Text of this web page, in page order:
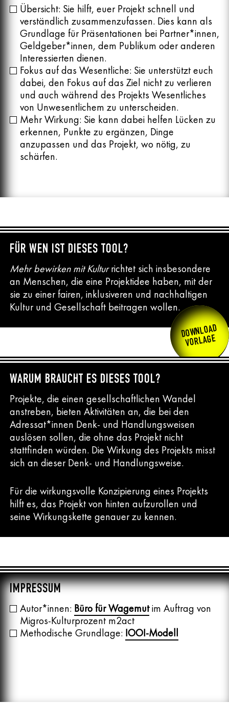
Übersicht: Sie hilft, euer Projekt schnell und
verständlich zusammenzufassen. Dies kann als
Grundlage für Präsentationen bei Partner*innen,
Geldgeber*innen, dem Publikum oder anderen
Interessierten dienen.
Fokus auf das Wesentliche: Sie unterstützt euch
dabei, den Fokus auf das Ziel nicht zu verlieren
und auch während des Projekts Wesentliches
von Unwesentlichem zu unterscheiden.
Mehr Wirkung: Sie kann dabei helfen Lücken zu
erkennen, Punkte zu ergänzen, Dinge
anzupassen und das Projekt, wo nötig, zu
schärfen.
FÜR WEN IST DIESES TOOL?
Mehr bewirken mit Kulturrichtet sich insbesondere
an Menschen, die eine Projektidee haben, mit der
sie zu einer fairen, inklusiveren und nachhaltigen
Kultur und Gesellschaft beitragen wollen.
DOWNLOAD
VORLAGE
WARUM BRAUCHT ES DIESES TOOL?
Projekte, die einen gesellschaftlichen Wandel
anstreben, bieten Aktivitäten an, die bei den
Adressat*innen Denk- und Handlungsweisen
auslösen sollen, die ohne das Projekt nicht
stattfinden würden. Die Wirkung des Projekts misst
sich an dieser Denk- und Handlungsweise.
Für die wirkungsvolle Konzipierung eines Projekts
hilft es, das Projekt von hinten aufzurollen und
seine Wirkungskette genauer zu kennen.
IMPRESSUM
Autor*innen: Büro für Wagemutim Auftrag von
Migros-Kulturprozent m2act
Methodische Grundlage: IOOI-Modell